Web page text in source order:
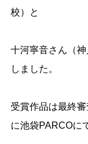
校）と
十河寧音さん（
しました。
受賞作品は最終
に池袋PARCOに